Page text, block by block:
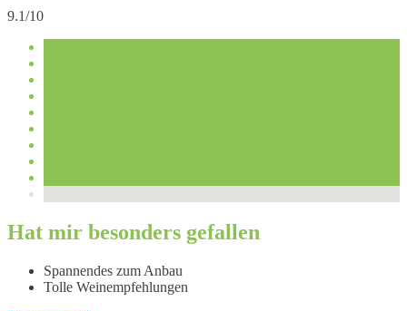
9.1/10
Hat mir besonders gefallen
Spannendes zum Anbau
Tolle Weinempfehlungen